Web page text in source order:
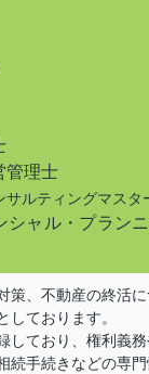
管理士
ルティングマスタ
シャル・プラン
策、不動産の終活
しております。
しており、権利義
続手続きなどの専